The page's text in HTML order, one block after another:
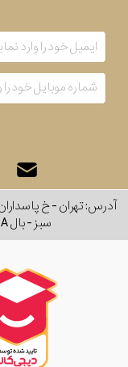
سبز - بال A - واحد ۷۱۱